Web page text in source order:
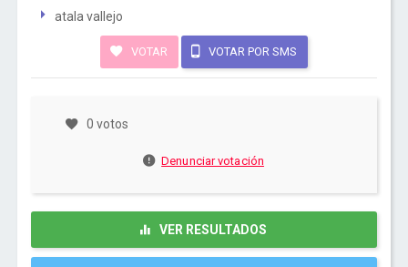
atala vallejo
VOTAR VOTAR POR SMS
0 votos
Denunciar votación
VER RESULTADOS